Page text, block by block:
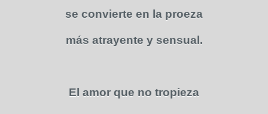
se convierte en la proeza
más atrayente y sensual.
El amor que no tropieza